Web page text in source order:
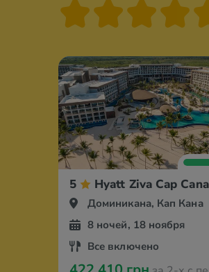
5 Hyatt Ziva Cap Cana
Доминикана, Кап Кана
8 ночей, 18 ноября
Все включено